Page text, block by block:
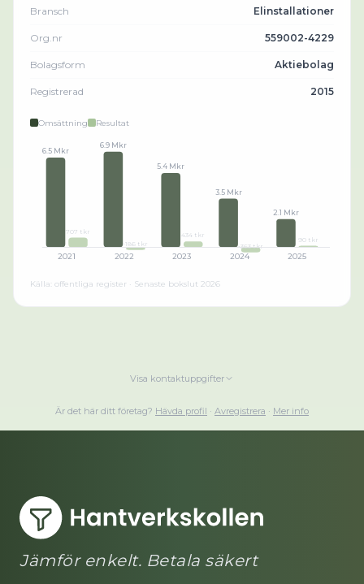
Bransch Elinstallationer
Org.nr 559002-4229
Bolagsform Aktiebolag
Registrerad 2015
Omsättning Resultat
6.5 Mkr
707 tkr
2021
6.9 Mkr
-186 tkr
2022
5.4 Mkr
434 tkr
2023
3.5 Mkr
-363 tkr
2024
2.1 Mkr
90 tkr
2025
Källa: offentliga register · Senaste bokslut 2026
Visa kontaktuppgifter
Är det här ditt företag? Hävda profil · Avregistrera · Mer info
Jämför enkelt. Betala säkert